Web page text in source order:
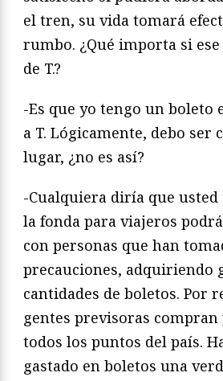
el tren, su vida tomará
rumbo. ¿Qué importa si
de T.?
-Es que yo tengo un boleto
a T. Lógicamente, debo ser
lugar, ¿no es así?
-Cualquiera diría que usted
la fonda para viajeros
con personas que han
precauciones, adquiriendo
cantidades de boletos. Por
gentes previsoras compran
todos los puntos del país.
gastado en boletos una